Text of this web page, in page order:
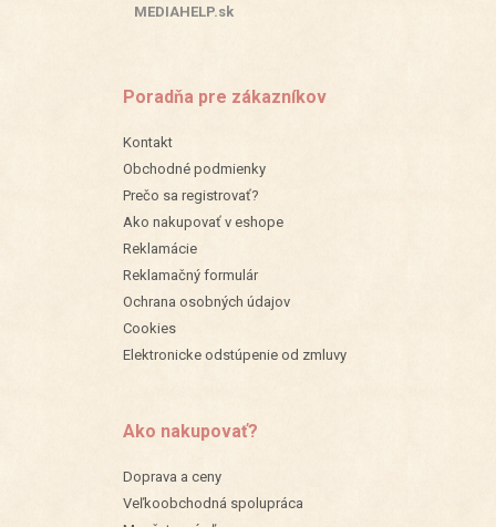
MEDIAHELP.sk
Poradňa pre zákazníkov
Kontakt
Obchodné podmienky
Prečo sa registrovať?
Ako nakupovať v eshope
Reklamácie
Reklamačný formulár
Ochrana osobných údajov
Cookies
Elektronicke odstúpenie od zmluvy
Ako nakupovať?
Doprava a ceny
Veľkoobchodná spolupráca